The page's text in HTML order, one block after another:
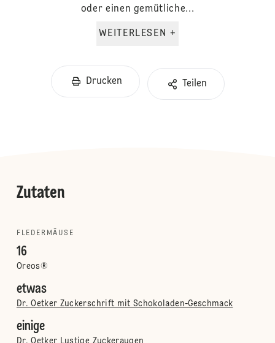
oder einen gemütliche...
WEITERLESEN +
Drucken Teilen
Zutaten
FLEDERMÄUSE
16
Oreos®
etwas
Dr. Oetker Zuckerschrift mit Schokoladen-Geschmack
einige
Dr. Oetker Lustige Zuckeraugen